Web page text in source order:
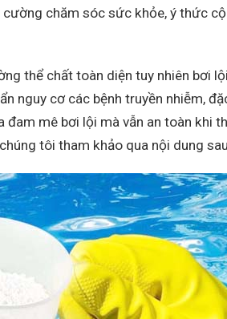
chăm sóc sức khỏe, ý thức
thể chất toàn diện tuy nhiên bơi
nguy cơ các bệnh truyền nhiễm,
mê bơi lội mà vẫn an toàn khi
tôi tham khảo qua nội dung